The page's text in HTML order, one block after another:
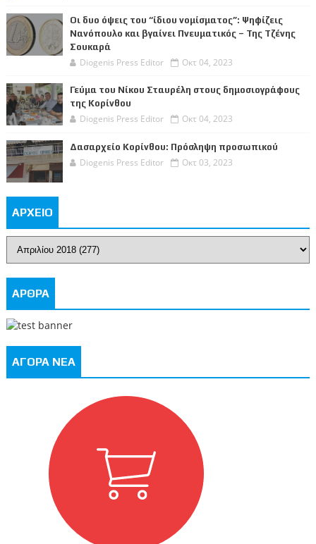
Οι δυο όψεις του “ίδιου νομίσματος”: Ψηφίζεις
Νανόπουλο και βγαίνει Πνευματικός – Της Τζένης
Σουκαρά
Diogenis Press Editor Οκτ 04, 2023
Γεύμα του Νίκου Σταυρέλη στους δημοσιογράφους
της Κορίνθου
Diogenis Press Editor Οκτ 04, 2023
Δασαρχείο Κορίνθου: Πρόσληψη προσωπικού
Diogenis Press Editor Οκτ 03, 2023
ΑΡΧΕΙΟ
ΑΡΘΡΑ
ΑΓΟΡΑ ΝΕΑ